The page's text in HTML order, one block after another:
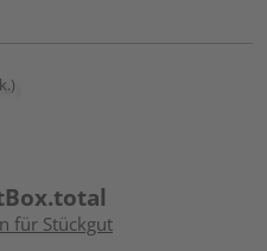
für Stückgut